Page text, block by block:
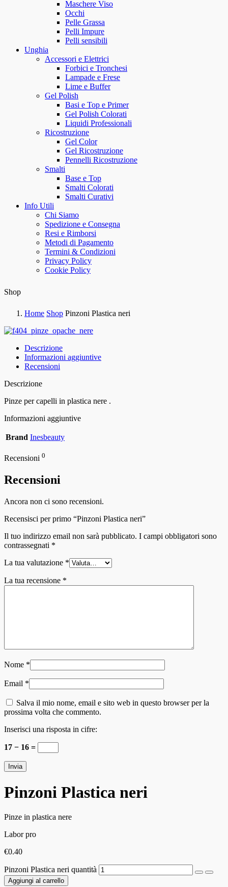
Maschere Viso
Occhi
Pelle Grassa
Pelli Impure
Pelli sensibili
Unghia
Accessori e Elettrici
Forbici e Tronchesi
Lampade e Frese
Lime e Buffer
Gel Polish
Basi e Top e Primer
Gel Polish Colorati
Liquidi Professionali
Ricostruzione
Gel Color
Gel Ricostruzione
Pennelli Ricostruzione
Smalti
Base e Top
Smalti Colorati
Smalti Curativi
Info Utili
Chi Siamo
Spedizione e Consegna
Resi e Rimborsi
Metodi di Pagamento
Termini & Condizioni
Privacy Policy
Cookie Policy
Shop
Home Shop Pinzoni Plastica neri
Descrizione
Informazioni aggiuntive
Recensioni
Descrizione
Pinze per capelli in plastica nere .
Informazioni aggiuntive
Brand Inesbeauty
Recensioni 0
Recensioni
Ancora non ci sono recensioni.
Recensisci per primo “Pinzoni Plastica neri”
Il tuo indirizzo email non sarà pubblicato. I campi obbligatori sono
contrassegnati *
La tua valutazione *
La tua recensione *
Nome *
Email *
Salva il mio nome, email e sito web in questo browser per la
prossima volta che commento.
Inserisci una risposta in cifre:
17 − 16 =
Pinzoni Plastica neri
Pinze in plastica nere
Labor pro
€0.40
Pinzoni Plastica neri quantità
Aggiungi al carrello